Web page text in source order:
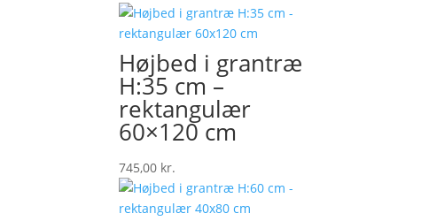
Højbed i grantræ
H:35 cm –
rektangulær
60×120 cm
745,00 kr.